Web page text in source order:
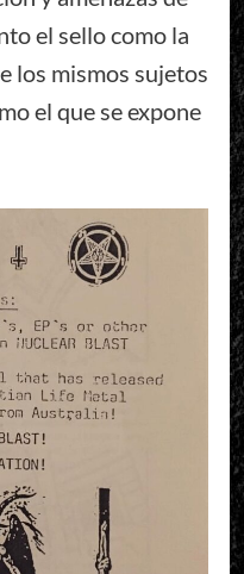
el sello como la
los mismos sujetos
el que se expone